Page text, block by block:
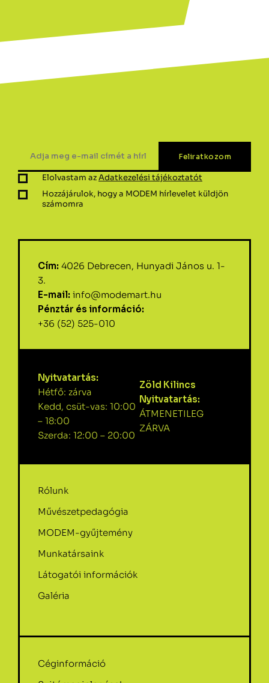
Elolvastam azAdatkezelési tájékoztatót
Hozzájárulok, hogy a MODEM hírlevelet küldjön
számomra
Cím: 4026 Debrecen, Hunyadi János u. 1-
3.
E-mail: info@modemart.hu
Pénztár és információ:
+36 (52) 525-010
Nyitvatartás:
Hétfő: zárva
Kedd, csüt-vas: 10:00
– 18:00
Szerda: 12:00 – 20:00
Zöld Kilincs
Nyitvatartás:
ÁTMENETILEG
ZÁRVA
Rólunk
Művészetpedagógia
MODEM-gyűjtemény
Munkatársaink
Látogatói információk
Galéria
Céginformáció